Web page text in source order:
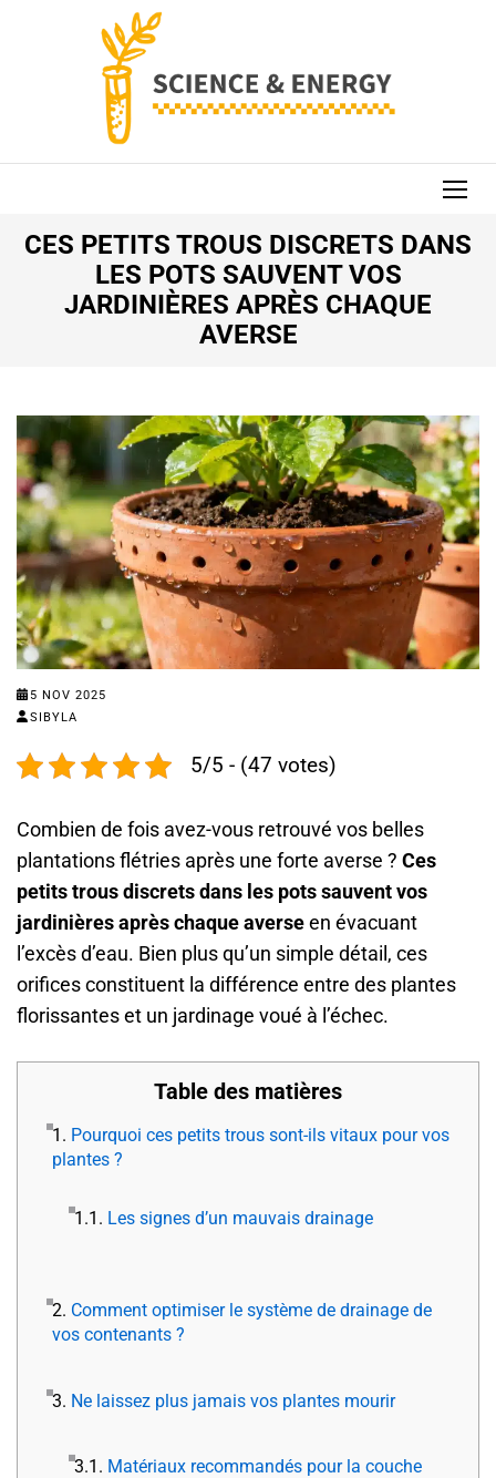
SCIENCE AND
CES PETITS TROUS DISCRETS DANS
LES POTS SAUVENT VOS
JARDINIÈRES APRÈS CHAQUE
AVERSE
5 NOV 2025
SIBYLA
5/5 - (47 votes)
Combien de fois avez-vous retrouvé vos belles
plantations flétries après une forte averse ? Ces
petits trous discrets dans les pots sauvent vos
jardinières après chaque averseen évacuant
l’excès d’eau. Bien plus qu’un simple détail, ces
orifices constituent la différence entre des plantes
florissantes et un jardinage voué à l’échec.
Table des matières
1. Pourquoi ces petits trous sont-ils vitaux pour vos
plantes ?
1.1. Les signes d’un mauvais drainage
2. Comment optimiser le système de drainage de
vos contenants ?
3. Ne laissez plus jamais vos plantes mourir
3.1. Matériaux recommandés pour la couche